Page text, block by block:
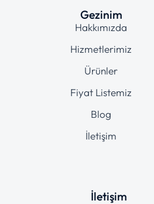
Gezinim
Hakkımızda
Hizmetlerimiz
Ürünler
Fiyat Listemiz
Blog
İletişim
İletişim